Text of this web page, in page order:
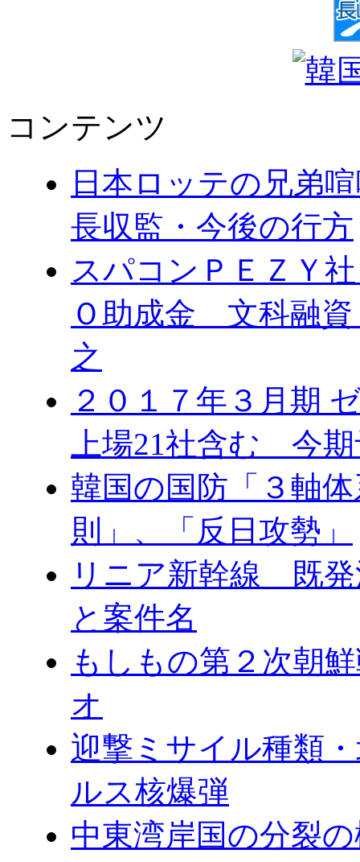
コンテンツ
日本ロッテの兄弟
長収監・今後の行方
スパコンＰＥＺＹ
Ｏ助成金 文科融
之
２０１７年３月期
上場21社含む 今
韓国の国防「３軸
則」、「反日攻勢」
リニア新幹線 既発
と案件名
もしもの第２次朝
オ
迎撃ミサイル種類
ルス核爆弾
中東湾岸国の分裂